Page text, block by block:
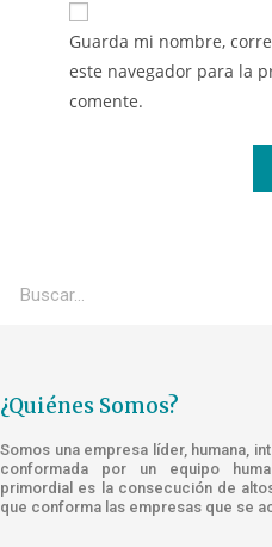
Guarda mi nombre,
este navegador para la
comente.
¿Quiénes Somos?
Somos una empresa líder, humana,
conformada por un equipo
primordial es la consecución de
que conforma las empresas que se